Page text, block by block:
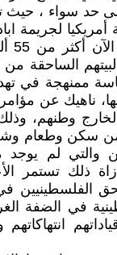
حد سواء ، حيث
أمريكيا لجريمة
ذهب
الساحقة
ممنهجة في
ناهيك عن
وطنهم،
من سكن وطعام
والتي لم يوجد
ذلك تستمر
الفلسطينيين
في الضفة